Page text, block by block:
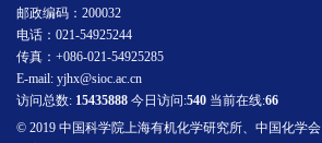
邮政编码：200032
电话：021-54925244
传真：+086-021-54925285
E-mail: yjhx@sioc.ac.cn
访问总数: 15435888 今日访问:540 当前在线:66
© 2019 中国科学院上海有机化学研究所、中国化学会